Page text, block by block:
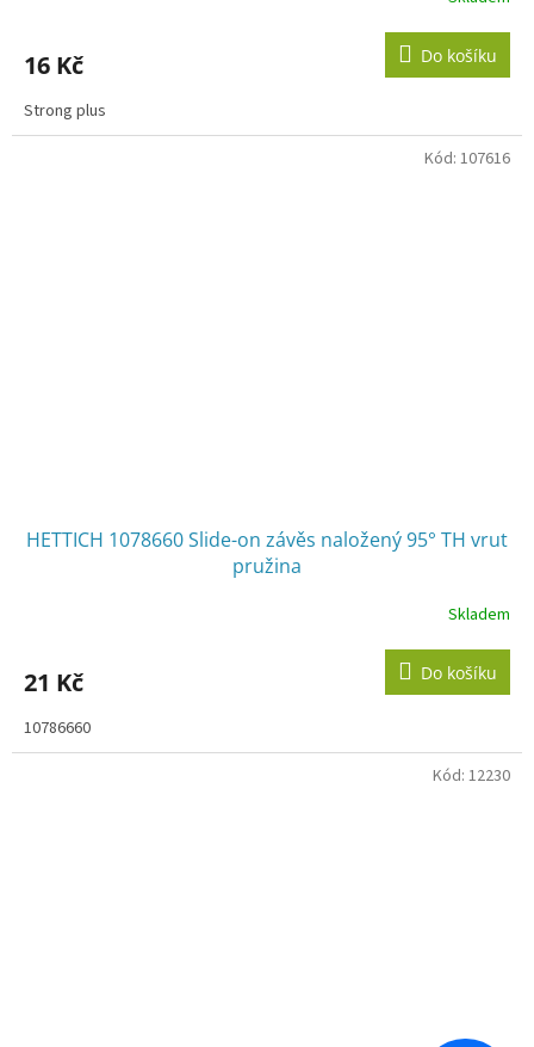
16 Kč Do košíku
Strong plus
HETTICH 1078660 Slide-on závěs naložený 95° TH vrut
pružina
Skladem
21 Kč Do košíku
10786660
Kód: 107616
Kód: 12230